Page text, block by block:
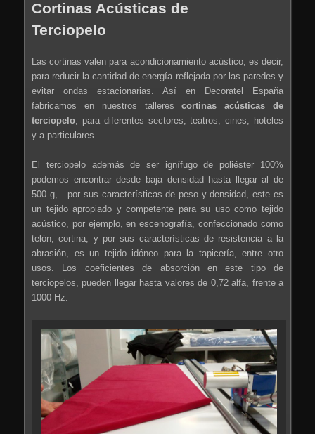
Cortinas Acústicas de
Terciopelo
Las cortinas valen para acondicionamiento acústico, es decir,
para reducir la cantidad de energía reflejada por las paredes y
evitar ondas estacionarias. Así en Decoratel España
fabricamos en nuestros tallerescortinas acústicas de
terciopelo, para diferentes sectores, teatros, cines, hoteles
y a particulares.
El terciopelo además de ser ignífugo de poliéster 100%
podemos encontrar desde baja densidad hasta llegar al de
500 g, por sus características de peso y densidad, este es
un tejido apropiado y competente para su uso como tejido
acústico, por ejemplo, en escenografía, confeccionado como
telón, cortina, y por sus características de resistencia a la
abrasión, es un tejido idóneo para la tapicería, entre otro
usos. Los coeficientes de absorción en este tipo de
terciopelos, pueden llegar hasta valores de 0,72 alfa, frente a
1000 Hz.